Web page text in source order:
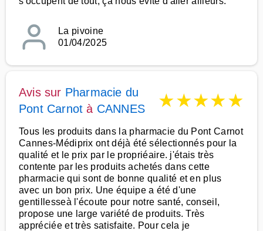
La pivoine
01/04/2025
Avis sur Pharmacie du
Pont Carnot à CANNES ★★★★★
Tous les produits dans la pharmacie du Pont Carnot
Cannes-Médiprix ont déjà été sélectionnés pour la
qualité et le prix par le propriéaire. j'étais très
contente par les produits achetés dans cette
pharmacie qui sont de bonne qualité et en plus
avec un bon prix. Une équipe a été d'une
gentillesseà l'écoute pour notre santé, conseil,
propose une large variété de produits. Très
appréciée et très satisfaite. Pour cela je